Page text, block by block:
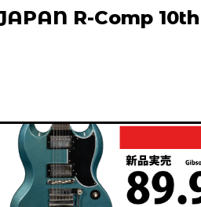
R-Comp